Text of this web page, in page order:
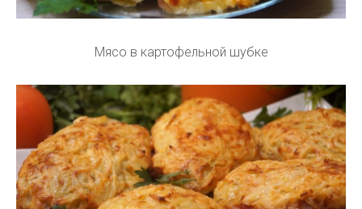
Мясо в картофельной шубке